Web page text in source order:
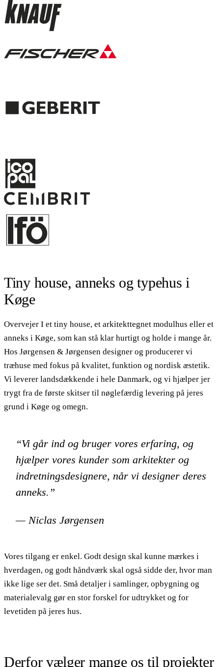
Tiny house, anneks og typehus i
Køge
Overvejer I et tiny house, et arkitekttegnet modulhus eller et
anneks i Køge, som kan stå klar hurtigt og holde i mange år.
Hos Jørgensen & Jørgensen designer og producerer vi
træhuse med fokus på kvalitet, funktion og nordisk æstetik.
Vi leverer landsdækkende i hele Danmark, og vi hjælper jer
trygt fra de første skitser til nøglefærdig levering på jeres
grund i Køge og omegn.
“Vi går ind og bruger vores erfaring, og
hjælper vores kunder som arkitekter og
indretningsdesignere, når vi designer deres
anneks.”
— Niclas Jørgensen
Vores tilgang er enkel. Godt design skal kunne mærkes i
hverdagen, og godt håndværk skal også sidde der, hvor man
ikke lige ser det. Små detaljer i samlinger, opbygning og
materialevalg gør en stor forskel for udtrykket og for
levetiden på jeres hus.
Derfor vælger mange os til projekter